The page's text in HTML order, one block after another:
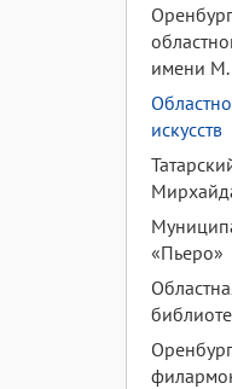
имени М.
искусств
«Пьеро»